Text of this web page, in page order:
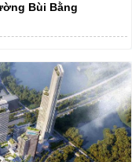
Bùi Bằng